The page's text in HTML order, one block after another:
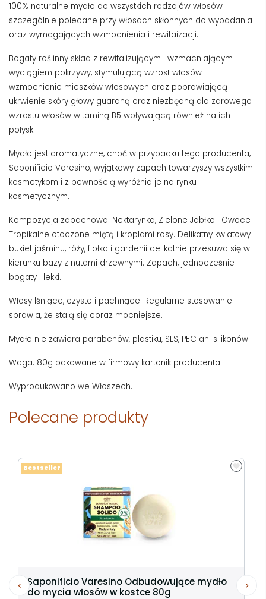
100% naturalne mydło do wszystkich rodzajów włosów
szczególnie polecane przy włosach skłonnych do wypadania
oraz wymagających wzmocnienia i rewitaizacji.
Bogaty roślinny skład z rewitalizującym i wzmacniającym
wyciągiem pokrzywy, stymulującą wzrost włosów i
wzmocnienie mieszków włosowych oraz poprawiającą
ukrwienie skóry głowy guaraną oraz niezbędną dla zdrowego
wzrostu włosów witaminą B5 wpływającą również na ich
połysk.
Mydło jest aromatyczne, choć w przypadku tego producenta,
Saponificio Varesino, wyjątkowy zapach towarzyszy wszystkim
kosmetykom i z pewnością wyróżnia je na rynku
kosmetycznym.
Kompozycja zapachowa: Nektarynka, Zielone Jabłko i Owoce
Tropikalne otoczone miętą i kroplami rosy. Delikatny kwiatowy
bukiet jaśminu, róży, fiołka i gardenii delikatnie przesuwa się w
kierunku bazy z nutami drzewnymi. Zapach, jednocześnie
bogaty i lekki.
Włosy lśniące, czyste i pachnące. Regularne stosowanie
sprawia, że stają się coraz mocniejsze.
Mydło nie zawiera parabenów, plastiku, SLS, PEC ani silikonów.
Waga: 80g pakowane w firmowy kartonik producenta.
Wyprodukowano we Włoszech.
Polecane produkty
Saponificio Varesino Odbudowujące mydło
do mycia włosów w kostce 80g
Bestseller